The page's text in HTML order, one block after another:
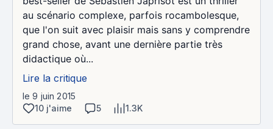
au scénario complexe, parfois rocambolesque,
que l'on suit avec plaisir mais sans y comprendre
grand chose, avant une dernière partie très
didactique où...
Lire la critique
le 9 juin 2015
10 j'aime
5 1.3K